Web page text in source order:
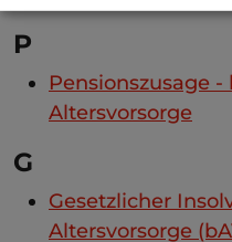
P
Pensionszusage
Altersvorsorge
G
Gesetzlicher
Altersvorsorge